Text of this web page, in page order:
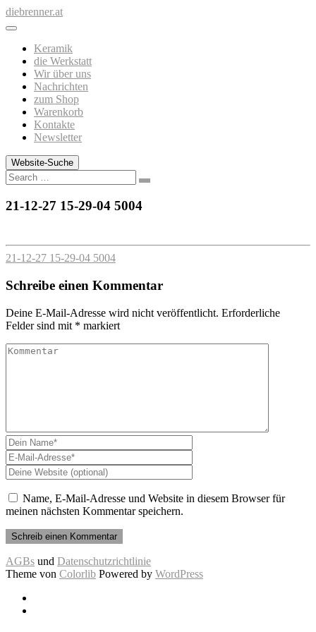
Zum
Inhalt
diebrenner.at
Keramik
die Werkstatt
Wir über uns
Nachrichten
zum Shop
Warenkorb
Kontakte
Newsletter
Website-Suche
Search
21-12-27 15-29-04 5004
21-12-27 15-29-04 5004
Schreibe einen Kommentar
Deine E-Mail-Adresse wird nicht veröffentlicht. Erforderliche
Felder sind mit * markiert
Name, E-Mail-Adresse und Website in diesem Browser für
meinen nächsten Kommentar speichern.
AGBs und Datenschutzrichtlinie
Theme von Colorlib Powered by WordPress